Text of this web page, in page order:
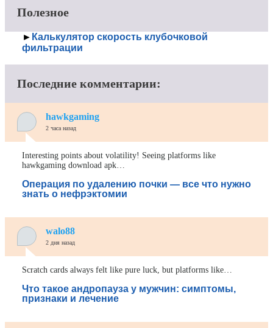
Полезное
► Калькулятор скорость клубочковой
фильтрации
Последние комментарии:
hawkgaming
2 часа назад
Interesting points about volatility! Seeing platforms like
hawkgaming download apk…
Операция по удалению почки — все что нужно
знать о нефрэктомии
walo88
2 дня назад
Scratch cards always felt like pure luck, but platforms like…
Что такое андропауза у мужчин: симптомы,
признаки и лечение